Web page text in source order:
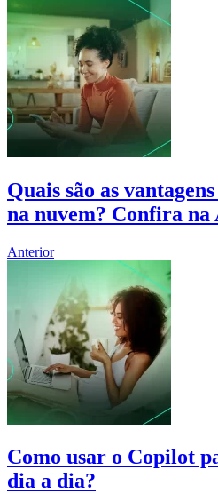
Quais são as
na nuvem? Confira na
Anterior
Como usar o Copilot
dia a dia?